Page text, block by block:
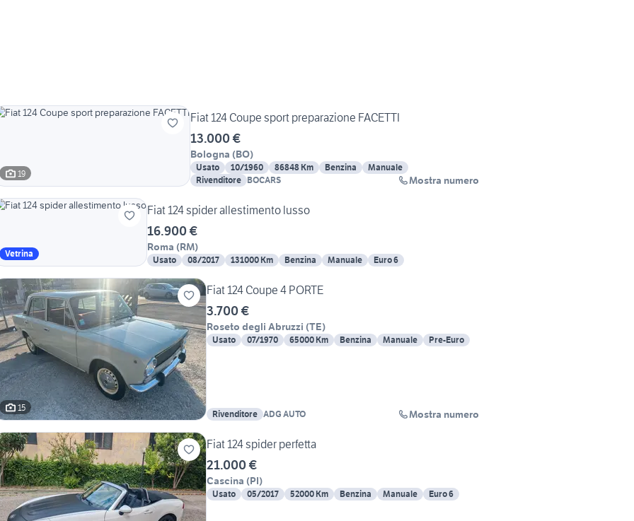
19
Fiat 124 Coupe sport preparazione FACETTI
13.000 €
Bologna (BO)
Usato 10/1960 86848 Km Benzina
Manuale
Rivenditore BOCARS Mostra numero
Vetrina
Fiat 124 spider allestimento lusso
16.900 €
Roma (RM)
Usato 08/2017 131000 Km Benzina Manuale Euro 6
15
Fiat 124 Coupe 4 PORTE
3.700 €
Roseto degli Abruzzi (TE)
Usato 07/1970 65000 Km Benzina Manuale Pre-Euro
Rivenditore ADG AUTO Mostra numero
Fiat 124 spider perfetta
21.000 €
Cascina (PI)
Usato 05/2017 52000 Km Benzina Manuale Euro 6